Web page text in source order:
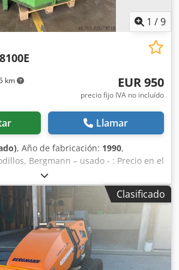
1 /9
km EUR 950
precio fijo IVA no incluído
Llamar
, Año de fabricación: 1990,
Bergmann – usado - : Precio en el
Dwedpfezbygrex Am Sea
Modelo: PS 8100E Año de
de serie: 05 3658 2845/90
to Peso propio: 750kg 400V, 5,5kW
a partir del Q4/2026 Ubicación:
eficiente de residuos: Un tambor
la recogida, trituración y
de residuos, reduciendo su volumen
Clasificado